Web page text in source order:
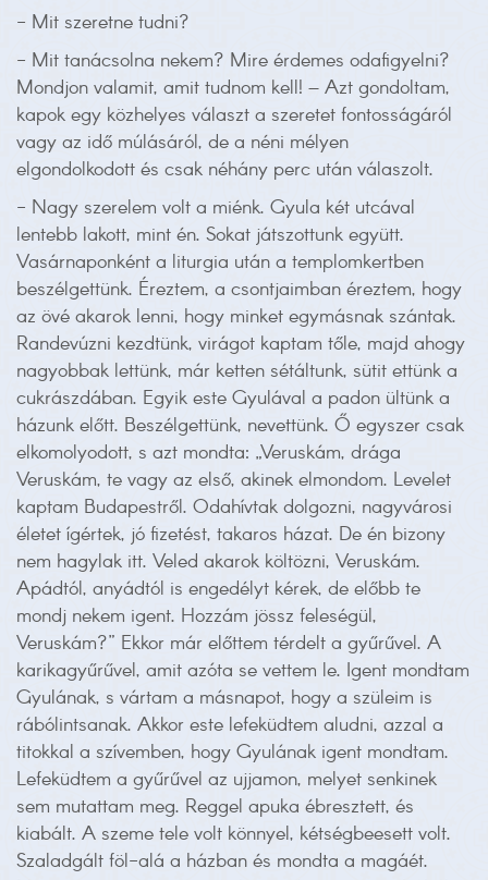
- Mit szeretne tudni?
- Mit tanácsolna nekem? Mire érdemes odafigyelni?
Mondjon valamit, amit tudnom kell! – Azt gondoltam,
kapok egy közhelyes választ a szeretet fontosságáról
vagy az idő múlásáról, de a néni mélyen
elgondolkodott és csak néhány perc után válaszolt.
- Nagy szerelem volt a miénk. Gyula két utcával
lentebb lakott, mint én. Sokat játszottunk együtt.
Vasárnaponként a liturgia után a templomkertben
beszélgettünk. Éreztem, a csontjaimban éreztem, hogy
az övé akarok lenni, hogy minket egymásnak szántak.
Randevúzni kezdtünk, virágot kaptam tőle, majd ahogy
nagyobbak lettünk, már ketten sétáltunk, sütit ettünk a
cukrászdában. Egyik este Gyulával a padon ültünk a
házunk előtt. Beszélgettünk, nevettünk. Ő egyszer csak
elkomolyodott, s azt mondta: „Veruskám, drága
Veruskám, te vagy az első, akinek elmondom. Levelet
kaptam Budapestről. Odahívtak dolgozni, nagyvárosi
életet ígértek, jó fizetést, takaros házat. De én bizony
nem hagylak itt. Veled akarok költözni, Veruskám.
Apádtól, anyádtól is engedélyt kérek, de előbb te
mondj nekem igent. Hozzám jössz feleségül,
Veruskám?” Ekkor már előttem térdelt a gyűrűvel. A
karikagyűrűvel, amit azóta se vettem le. Igent mondtam
Gyulának, s vártam a másnapot, hogy a szüleim is
rábólintsanak. Akkor este lefeküdtem aludni, azzal a
titokkal a szívemben, hogy Gyulának igent mondtam.
Lefeküdtem a gyűrűvel az ujjamon, melyet senkinek
sem mutattam meg. Reggel apuka ébresztett, és
kiabált. A szeme tele volt könnyel, kétségbeesett volt.
Szaladgált föl-alá a házban és mondta a magáét.